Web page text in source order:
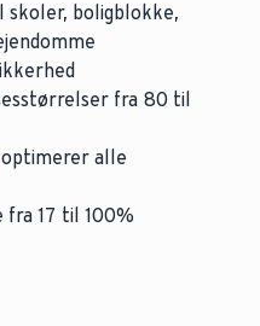
skoler, boligblokke,
fra 80 til
alle
17 til 100%